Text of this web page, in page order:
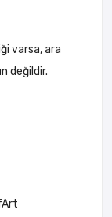
varsa, ara
değildir.